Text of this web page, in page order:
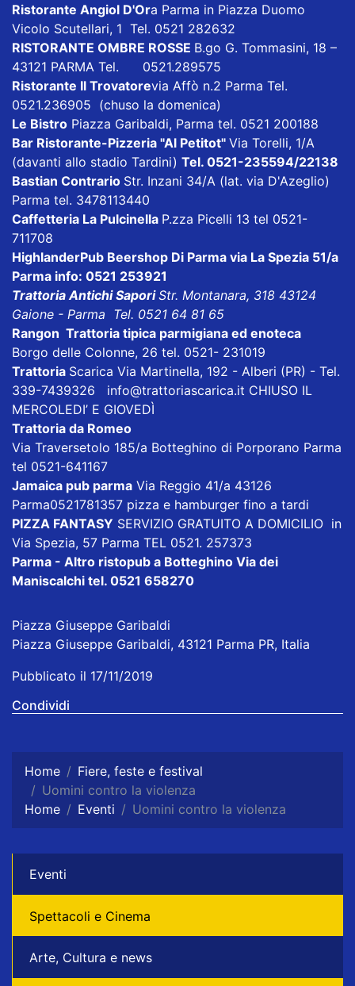
Ristorante Angiol D'Ora Parma in Piazza Duomo
Vicolo Scutellari, 1 Tel. 0521 282632
RISTORANTE OMBRE ROSSE B.go G. Tommasini, 18 –
43121 PARMA Tel. 0521.289575
Ristorante Il Trovatorevia Affò n.2 Parma Tel.
0521.236905 (chuso la domenica)
Le Bistro Piazza Garibaldi, Parma tel. 0521 200188
Bar Ristorante-Pizzeria "Al Petitot" Via Torelli, 1/A
(davanti allo stadio Tardini) Tel. 0521-235594/22138
Bastian Contrario Str. Inzani 34/A (lat. via D'Azeglio)
Parma tel. 3478113440
Caffetteria La Pulcinella P.zza Picelli 13 tel 0521-
711708
HighlanderPub Beershop Di Parma via La Spezia 51/a
Parma info: 0521 253921
Trattoria Antichi SaporiStr. Montanara, 318 43124
Gaione - Parma Tel. 0521 64 81 65
Rangon Trattoria tipica parmigiana ed enoteca
Borgo delle Colonne, 26 tel. 0521- 231019
Trattoria Scarica Via Martinella, 192 - Alberi (PR) - Tel.
339-7439326 info@trattoriascarica.it CHIUSO IL
MERCOLEDI’ E GIOVEDÌ
Trattoria da Romeo
Via Traversetolo 185/a Botteghino di Porporano Parma
tel 0521-641167
Jamaica pub parma Via Reggio 41/a 43126
Parma0521781357 pizza e hamburger fino a tardi
PIZZA FANTASY SERVIZIO GRATUITO A DOMICILIO in
Via Spezia, 57 Parma TEL 0521. 257373
Parma - Altro ristopub a Botteghino Via dei
Maniscalchi tel. 0521 658270
Piazza Giuseppe Garibaldi
Piazza Giuseppe Garibaldi, 43121 Parma PR, Italia
Pubblicato il 17/11/2019
Condividi
Home
Fiere, feste e festival
Uomini contro la violenza
Home
Eventi Uomini contro la violenza
Eventi
Spettacoli e Cinema
Arte, Cultura e news